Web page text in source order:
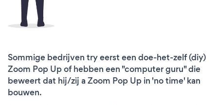
Sommige bedrijven try eerst een doe-het-zelf (diy)
Zoom Pop Up of hebben een "computer guru" die
beweert dat hij/zij a Zoom Pop Up in 'no time' kan
bouwen.